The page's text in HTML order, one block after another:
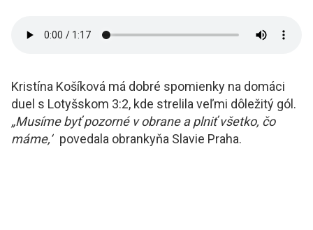
Kristína Košíková má dobré spomienky na domáci
duel s Lotyšskom 3:2, kde strelila veľmi dôležitý gól.
„Musíme byť pozorné v obrane a plniť všetko, čo
máme,“ povedala obrankyňa Slavie Praha.